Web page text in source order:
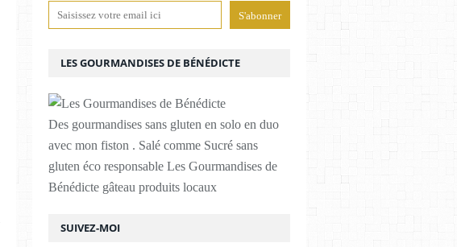
SUIVEZ-MOI
LES GOURMANDISES DE BÉNÉDICTE
Des gourmandises sans gluten en solo en duo
avec mon fiston . Salé comme Sucré sans
gluten éco responsable Les Gourmandises de
Bénédicte gâteau produits locaux